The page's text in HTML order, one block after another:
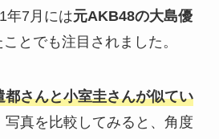
年7月には元AKB48の大島優
とでも注目されました。
都さんと小室圭さんが似てい
写真を比較してみると、角度